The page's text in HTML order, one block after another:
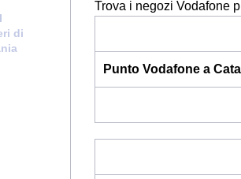
di
Trova i negozi Vodafone
Punto Vodafone a